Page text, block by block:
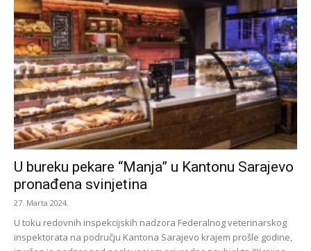
U bureku pekare “Manja” u Kantonu Sarajevo
pronađena svinjetina
27. Marta 2024.
U toku redovnih inspekcijskih nadzora Federalnog veterinarskog
inspektorata na području Kantona Sarajevo krajem prošle godine,